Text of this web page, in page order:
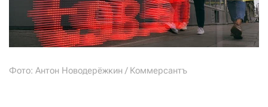
Фото: Антон Новодерёжкин / Коммерсантъ